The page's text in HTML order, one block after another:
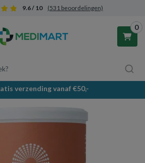
9.6 / 10 (531 beoordelingen)
0
is leeg.
hem met producten.
verzending vanaf €50,-